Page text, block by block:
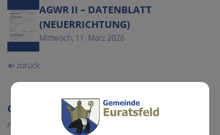
GEMEINDE & BÜRGERSERVICE
Aktuelles
AGWR II – DATENBLATT
(NEUERRICHTUNG)
Mittwoch, 11. März 2026
⇐ zurück